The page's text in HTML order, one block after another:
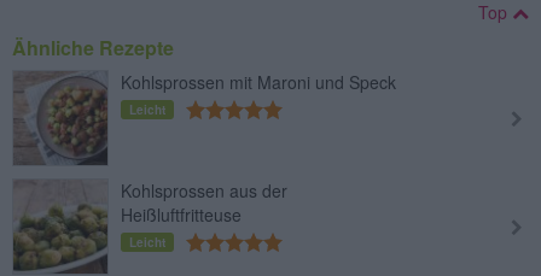
Top
Ähnliche Rezepte
Kohlsprossen mit Maroni und Speck
Leicht
Kohlsprossen aus der
Heißluftfritteuse
Leicht